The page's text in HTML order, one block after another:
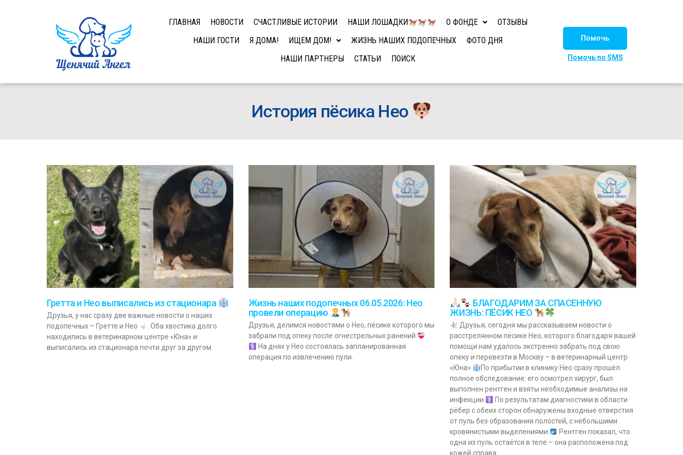
ГЛАВНАЯ НОВОСТИ СЧАСТЛИВЫЕ ИСТОРИИ НАШИ ЛОШАДКИ О ФОНДЕ
ОТЗЫВЫ
НАШИ ГОСТИ
Я ДОМА! ИЩЕМ ДОМ! ЖИЗНЬ НАШИХ ПОДОПЕЧНЫХ
ФОТО ДНЯ
НАШИ ПАРТНЕРЫ
СТАТЬИ ПОИСК
Помочь
Помочь по SMS
История пёсика Нео
Гретта и Нео выписались из стационара
Друзья, у нас сразу две важные новости о наших
подопечных – Гретте и Нео
. Оба хвостика долго
находились в ветеринарном центре «Юна» и
выписались из стационара почти друг за другом.
Жизнь наших подопечных 06.05.2026: Нео
провели операцию
Друзья, делимся новостями о Нео, пёсике которого мы
забрали под опеку после огнестрельных ранений
На днях у Нео состоялась запланированная
операция по извлечению пули.
БЛАГОДАРИМ ЗА СПАСЕННУЮ
ЖИЗНЬ: ПЁСИК НЕО
Друзья, сегодня мы рассказываем новости о
расстрелянном пёсике Нео, которого благодаря вашей
помощи нам удалось экстренно забрать под свою
опеку и перевезти в Москву – в ветеринарный центр
«Юна»
По прибытии в клинику Нео сразу прошёл
полное обследование: его осмотрел хирург, был
выполнен рентген и взяты необходимые анализы на
инфекции
По результатам диагностики в области
рёбер с обеих сторон обнаружены входные отверстия
от пуль без образования полостей, с небольшими
кровянистыми выделениями.
Рентген показал, что
одна из пуль остаётся в теле – она расположена под
кожей справа.